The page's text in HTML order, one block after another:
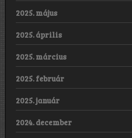
2025. május
2025. április
2025. március
2025. február
2025. január
2024. december